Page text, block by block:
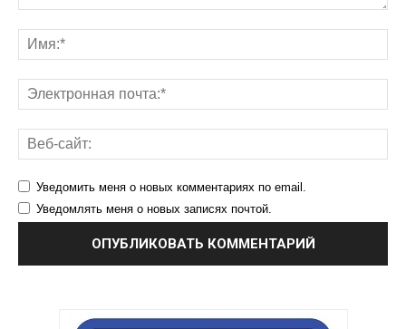
Уведомить меня о новых комментариях по email.
Уведомлять меня о новых записях почтой.